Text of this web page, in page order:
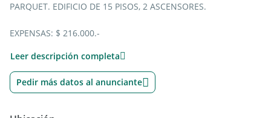
PARQUET. EDIFICIO DE 15 PISOS, 2 ASCENSORES.
EXPENSAS: $ 216.000.-
AYSA: $ 20.309.-
ENTRE JUAN JOSE BIEDMA Y MORELOS
DE AV. PEDRO GOYENA - A 3 DE AV. BOYACA - A 4 DE LA PLAZA
Leer descripción completa
Pedir más datos al anunciante